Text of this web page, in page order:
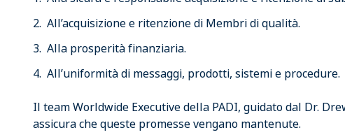
All’acquisizione e ritenzione di Membri di qualità.
Alla prosperità finanziaria.
All’uniformità di messaggi, prodotti, sistemi e procedure.
Il team Worldwide Executive della PADI, guidato dal Dr.
assicura che queste promesse vengano mantenute.